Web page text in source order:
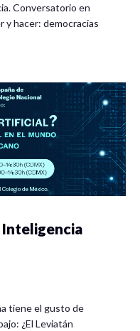
Conversatorio en
y hacer: democracias
tiene el gusto de
¿El Leviatán